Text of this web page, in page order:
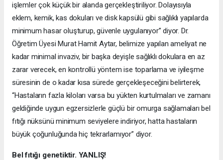
işlemler çok küçük bir alanda gerçekleştiriliyor. Dolayısıyla
eklem, kemik, kas dokuları ve disk kapsülü gibi sağlıklı yapılarda
minimum hasar oluşturup, güvenle uygulanıyor” diyor. Dr.
Öğretim Üyesi Murat Hamit Aytar, belimize yapılan ameliyat ne
kadar minimal invaziv, bir başka deyişle sağlıklı dokulara en az
zarar verecek, en kontrollü yöntem ise toparlama ve iyileşme
süresinin de o kadar kısa sürede gerçekleşeceğini belirterek,
“Hastaların fazla kiloları varsa bu yükten kurtulmaları ve zamanı
geldiğinde uygun egzersizlerle güçlü bir omurga sağlamaları bel
fıtığı nüksünü minimum seviyelere indiriyor, hatta hastaların
büyük çoğunluğunda hiç tekrarlamıyor” diyor.
Bel fıtığı genetiktir. YANLIŞ!